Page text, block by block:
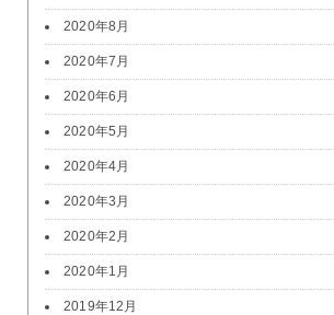
2020年8月
2020年7月
2020年6月
2020年5月
2020年4月
2020年3月
2020年2月
2020年1月
2019年12月